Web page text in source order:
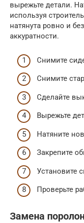
вырежьте детали.
используя
натянута ровно и
аккуратности.
Снимите
Снимите
Сделайте
Вырежьте
Натяните
Закрепите
Установите
Проверьте
Замена